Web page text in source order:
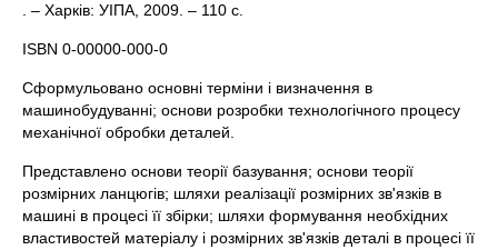
. – Харків: УІПА, 2009. – 110 с.
ISBN 0-00000-000-0
Сформульовано основні терміни і визначення в
машинобудуванні; основи розробки технологічного процесу
механічної обробки деталей.
Представлено основи теорії базування; основи теорії
розмірних ланцюгів; шляхи реалізації розмірних зв'язків в
машині в процесі її збірки; шляхи формування необхідних
властивостей матеріалу і розмірних зв'язків деталі в процесі її